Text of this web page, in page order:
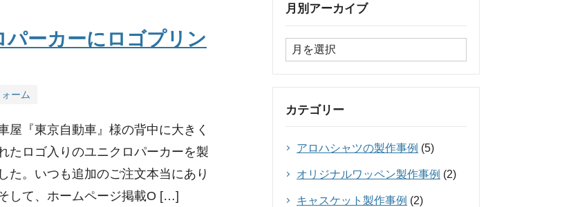
パーカーにロゴプリン
ーム
屋『東京自動車』様の背中に大きく
たロゴ入りのユニクロパーカーを製
た。いつも追加のご注文本当にあり
して、ホームページ掲載O […]
月別アーカイブ
カテゴリー
アロハシャツの製作事例 (5)
オリジナルワッペン製作事例 (2)
キャスケット製作事例 (2)